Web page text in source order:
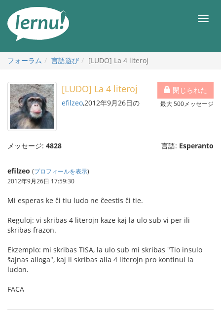
メ
フォーラム
言語遊び [LUDO] La 4 literoj
閉じられた
最大 500メッセージ
[LUDO] La 4 literoj
efilzeo,2012年9月26日の
メッセージ: 4828 言語: Esperanto
efilzeo (プロフィールを表示)
2012年9月26日 17:59:30
Mi esperas ke ĉi tiu ludo ne ĉeestis ĉi tie.
Reguloj: vi skribas 4 literojn kaze kaj la ulo sub vi per ili
skribas frazon.
Ekzemplo: mi skribas TISA, la ulo sub mi skribas "Tio insulo
ŝajnas alloga", kaj li skribas alia 4 literojn pro kontinui la
ludon.
FACA